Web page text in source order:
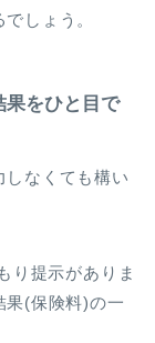
しょう。
果をひと目で
しなくても構い
り提示がありま
果(保険料)の一